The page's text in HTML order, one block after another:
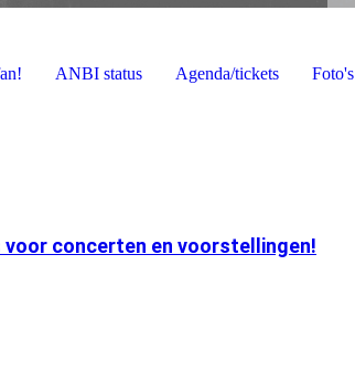
ANBI status Agenda/tickets Foto's
concerten en voorstellingen!